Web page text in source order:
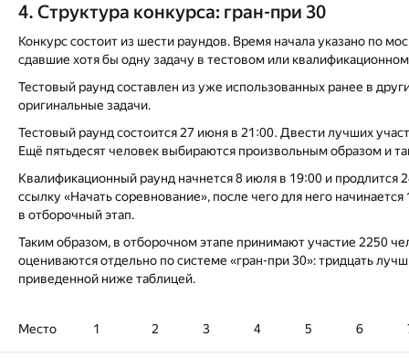
4. Структура конкурса: гран-при 30
Конкурс состоит из шести раундов. Время начала указано по
сдавшие хотя бы одну задачу в тестовом или
Тестовый раунд составлен из уже использованных ранее в
оригинальные задачи.
Тестовый раунд состоится 27 июня в 21:00. Двести лучших
Ещё пятьдесят человек выбираются произвольным образом и
Квалификационный раунд начнется 8 июля в 19:00 и продлится
ссылку «Начать соревнование», после чего для него
в отборочный этап.
Таким образом, в отборочном этапе принимают участие 2250
оцениваются отдельно по системе «гран-при 30»: тридцать
приведенной ниже таблицей.
Место 1 2 3 4 5 6